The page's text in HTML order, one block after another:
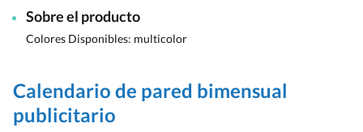
Sobre el producto
Colores Disponibles: multicolor
Calendario de pared bimensual
publicitario